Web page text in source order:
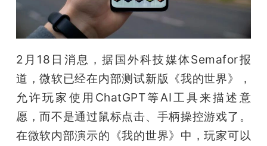
2月18日消息，据国外科技媒体Semafor报
道，微软已经在内部测试新版《我的世界》，
允许玩家使用ChatGPT等AI工具来描述意
愿，而不是通过鼠标点击、手柄操控游戏了。
在微软内部演示的《我的世界》中，玩家可以